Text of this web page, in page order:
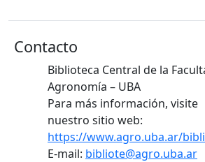
Contacto
Biblioteca Central de la
Agronomía – UBA
Para más información, visite
nuestro sitio web:
https://www.agro.uba.ar/
E-mail: bibliote@agro.uba.ar